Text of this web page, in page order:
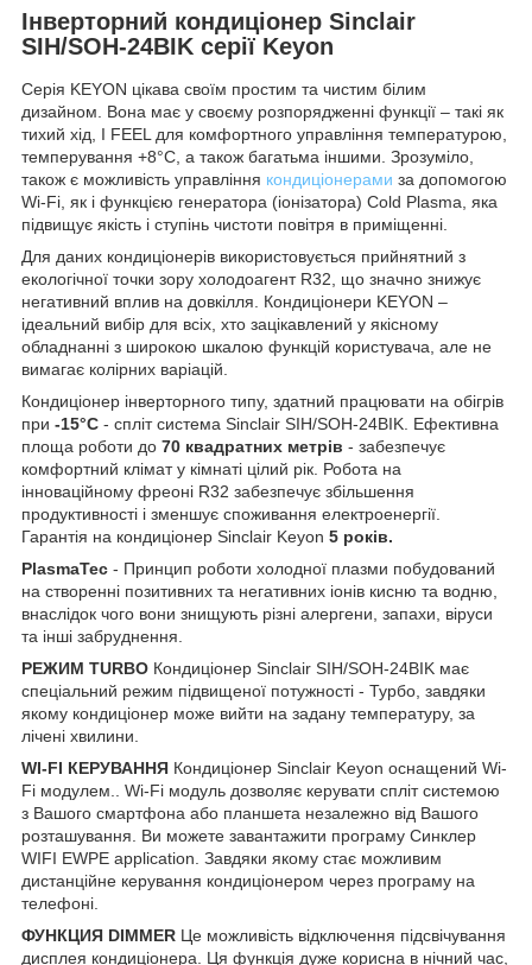
Інверторний кондиціонер Sinclair
SIH/SOH-24BIK серії Keyon
Серія KEYON цікава своїм простим та чистим білим
дизайном. Вона має у своєму розпорядженні функції – такі як
тихий хід, I FEEL для комфортного управління температурою,
темперування +8°C, а також багатьма іншими. Зрозуміло,
також є можливість управління кондиціонерами за допомогою
Wi-Fi, як і функцією генератора (іонізатора) Cold Plasma, яка
підвищує якість і ступінь чистоти повітря в приміщенні.
Для даних кондиціонерів використовується прийнятний з
екологічної точки зору холодоагент R32, що значно знижує
негативний вплив на довкілля. Кондиціонери KEYON –
ідеальний вибір для всіх, хто зацікавлений у якісному
обладнанні з широкою шкалою функцій користувача, але не
вимагає колірних варіацій.
Кондиціонер інверторного типу, здатний працювати на обігрів
при -15°С - спліт система Sinclair SIH/SOH-24BIK. Ефективна
площа роботи до 70 квадратних метрів - забезпечує
комфортний клімат у кімнаті цілий рік. Робота на
інноваційному фреоні R32 забезпечує збільшення
продуктивності і зменшує споживання електроенергії.
Гарантія на кондиціонер Sinclair Keyon 5 років.
PlasmaTec - Принцип роботи холодної плазми побудований
на створенні позитивних та негативних іонів кисню та водню,
внаслідок чого вони знищують різні алергени, запахи, віруси
та інші забруднення.
РЕЖИМ TURBO Кондиціонер Sinclair SIH/SOH-24BIK має
спеціальний режим підвищеної потужності - Турбо, завдяки
якому кондиціонер може вийти на задану температуру, за
лічені хвилини.
WI-FI КЕРУВАННЯ Кондиціонер Sinclair Keyon оснащений Wi-
Fi модулем.. Wi-Fi модуль дозволяє керувати спліт системою
з Вашого смартфона або планшета незалежно від Вашого
розташування. Ви можете завантажити програму Синклер
WIFI EWPE application. Завдяки якому стає можливим
дистанційне керування кондиціонером через програму на
телефоні.
ФУНКЦИЯ DIMMER Це можливість відключення підсвічування
дисплея кондиціонера. Ця функція дуже корисна в нічний час,